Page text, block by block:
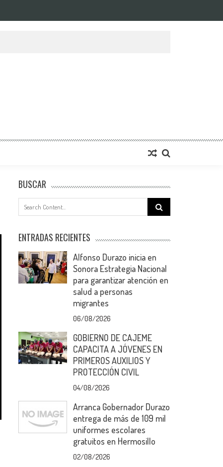
BUSCAR
Search
for:
ENTRADAS RECIENTES
Alfonso Durazo inicia en
Sonora Estrategia Nacional
para garantizar atención en
salud a personas
migrantes
06/08/2026
GOBIERNO DE CAJEME
CAPACITA A JÓVENES EN
PRIMEROS AUXILIOS Y
PROTECCIÓN CIVIL
04/08/2026
Arranca Gobernador Durazo
entrega de más de 109 mil
uniformes escolares
gratuitos en Hermosillo
02/08/2026